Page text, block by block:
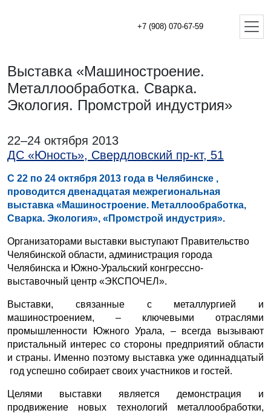
+7 (908) 070-67-59
Выставка «Машиностроение.
Металлообработка. Сварка.
Экология. Промстрой индустрия»
22–24 октября 2013
ДС «Юность», Свердловский пр-кт, 51
С 22 по 24 октября 2013 года в Челябинске ,
проводится двенадцатая межрегиональная
выставка «Машиностроение. Металлообработка,
Сварка. Экология», «Промстрой индустрия».
Организаторами выставки выступают Правительство
Челябинской области, администрация города
Челябинска и Южно-Уральский конгрессно-
выставочный центр «ЭКСПОЧЕЛ».
Выставки, связанные с металлургией и
машиностроением, – ключевыми отраслями
промышленности Южного Урала, – всегда вызывают
пристальный интерес со стороны предприятий области
и страны. Именно поэтому выставка уже одиннадцатый
год успешно собирает своих участников и гостей.
Целями выставки является демонстрация и
продвижение новых технологий металлообработки,